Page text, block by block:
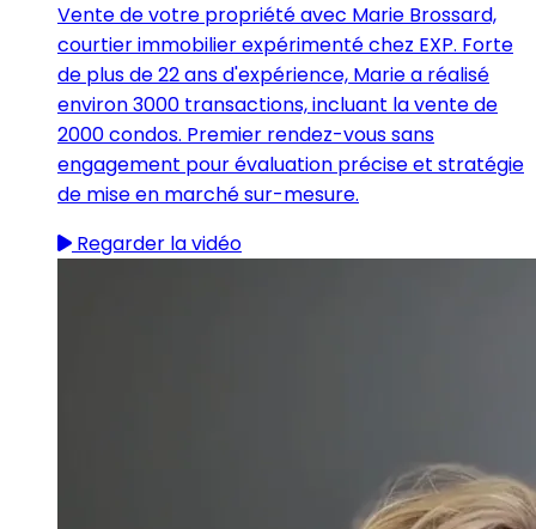
Vente de votre propriété avec Marie Brossard,
courtier immobilier expérimenté chez EXP. Forte
de plus de 22 ans d'expérience, Marie a réalisé
environ 3000 transactions, incluant la vente de
2000 condos. Premier rendez-vous sans
engagement pour évaluation précise et stratégie
de mise en marché sur-mesure.
Regarder la vidéo